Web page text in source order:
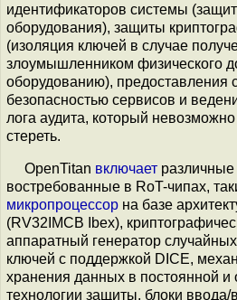
идентификаторов системы
оборудования), защиты
(изоляция ключей в случае
злоумышленником физического
оборудованию), предоставления
безопасностью сервисов и
лога аудита, который
стереть.
OpenTitan включает различные
востребованные в RoT-чипах,
микропроцессор на базе
(RV32IMCB Ibex),
аппаратный генератор
ключей с поддержкой DICE,
хранения данных в постоянной и
технологии защиты, блоки ввода/